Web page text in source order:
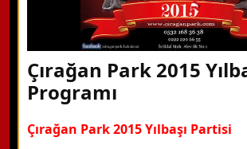
Çırağan Park 2015
Programı
Çırağan Park 2015 Yılbaşı Partisi